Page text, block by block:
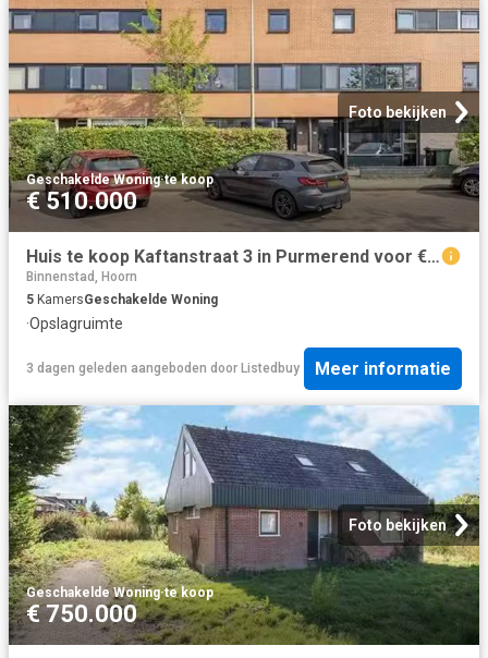
Foto bekijken
Geschakelde Woning·te koop
€ 510.000
Huis te koop Kaftanstraat 3 in Purmerend voor € 510.000
Binnenstad, Hoorn
5 KamersGeschakelde Woning
·Opslagruimte
3 dagen geleden aangeboden door Listedbuy Meer informatie
Foto bekijken
Geschakelde Woning·te koop
€ 750.000